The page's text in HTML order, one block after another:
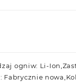
ogniw: Li-